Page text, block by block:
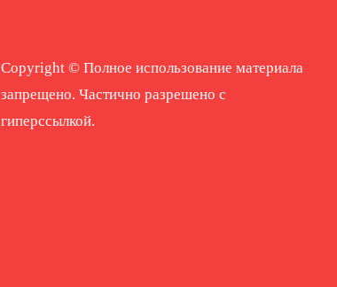
Copyright © Полное использование материала
запрещено. Частично разрешено с
гиперссылкой.